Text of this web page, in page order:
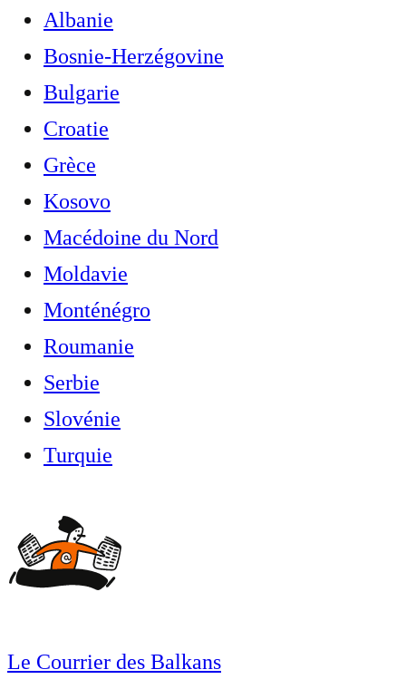
Albanie
Bosnie-Herzégovine
Bulgarie
Croatie
Grèce
Kosovo
Macédoine du Nord
Moldavie
Monténégro
Roumanie
Serbie
Slovénie
Turquie
Le Courrier des Balkans